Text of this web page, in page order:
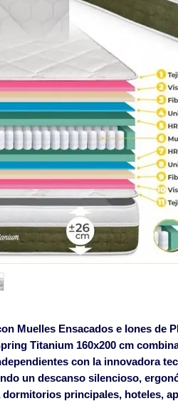
Muelles Ensacados e Iones de
Titanium 160x200 cm
con la innovadora
un descanso silencioso,
dormitorios principales, hoteles,